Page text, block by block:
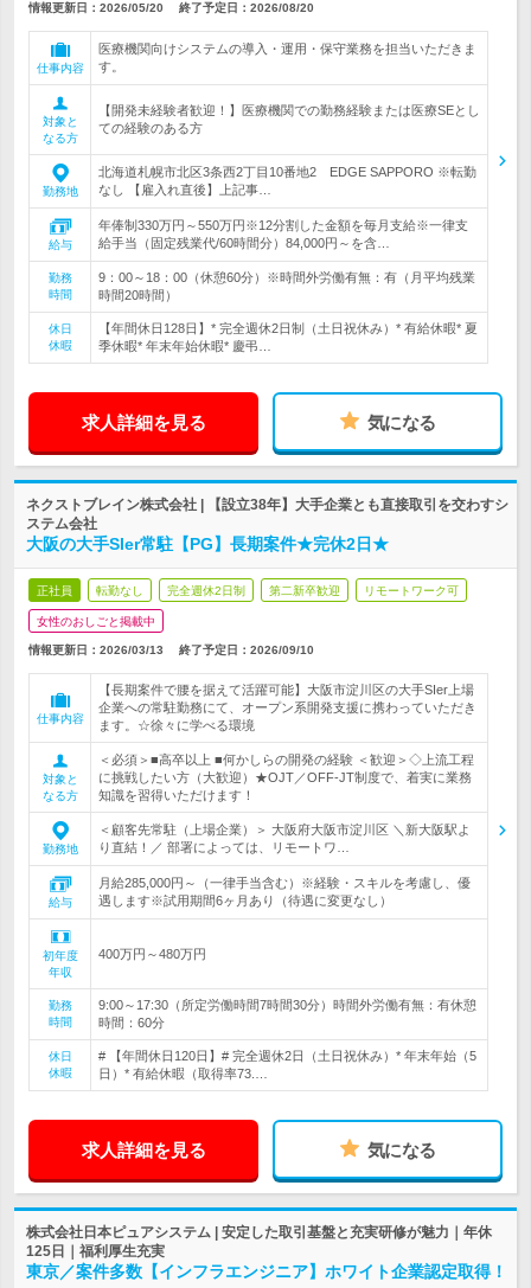
情報更新日：2026/05/20 終了予定日： 2026/08/20
仕事内容
医療機関向けシステムの導入・運用・保守業務を担当いただきま
す。
対象と
なる方
【開発未経験者歓迎！】医療機関での勤務経験または医療SEとし
ての経験のある方
勤務地
北海道札幌市北区3条西2丁目10番地2 EDGE SAPPORO ※転勤
なし 【雇入れ直後】上記事…
給与
年俸制330万円～550万円※12分割した金額を毎月支給※一律支
給手当（固定残業代/60時間分）84,000円～を含…
勤務
時間
9：00～18：00（休憩60分）※時間外労働有無：有（月平均残業
時間20時間）
休日
休暇
【年間休日128日】* 完全週休2日制（土日祝休み）* 有給休暇* 夏
季休暇* 年末年始休暇* 慶弔…
求人詳細を見る 気になる
ネクストブレイン株式会社 | 【設立38年】大手企業とも直接取引を交わすシ
ステム会社
大阪の大手SIer常駐【PG】長期案件★完休2日★
正社員 転勤なし 完全週休2日制 第二新卒歓迎 リモートワーク可
女性のおしごと掲載中
情報更新日：2026/03/13 終了予定日： 2026/09/10
仕事内容
【長期案件で腰を据えて活躍可能】大阪市淀川区の大手SIer上場
企業への常駐勤務にて、オープン系開発支援に携わっていただき
ます。☆徐々に学べる環境
対象と
なる方
＜必須＞■高卒以上 ■何かしらの開発の経験 ＜歓迎＞◇上流工程
に挑戦したい方（大歓迎）★OJT／OFF-JT制度で、着実に業務
知識を習得いただけます！
勤務地
＜顧客先常駐（上場企業）＞ 大阪府大阪市淀川区 ＼新大阪駅よ
り直結！／ 部署によっては、リモートワ…
給与
月給285,000円～（一律手当含む）※経験・スキルを考慮し、優
遇します※試用期間6ヶ月あり（待遇に変更なし）
初年度
年収
400万円～480万円
勤務
時間
9:00～17:30（所定労働時間7時間30分）時間外労働有無：有休憩
時間：60分
休日
休暇
# 【年間休日120日】# 完全週休2日（土日祝休み）* 年末年始（5
日）* 有給休暇（取得率73.…
求人詳細を見る 気になる
株式会社日本ピュアシステム | 安定した取引基盤と充実研修が魅力｜年休
125日｜福利厚生充実
東京／案件多数【インフラエンジニア】ホワイト企業認定取得！